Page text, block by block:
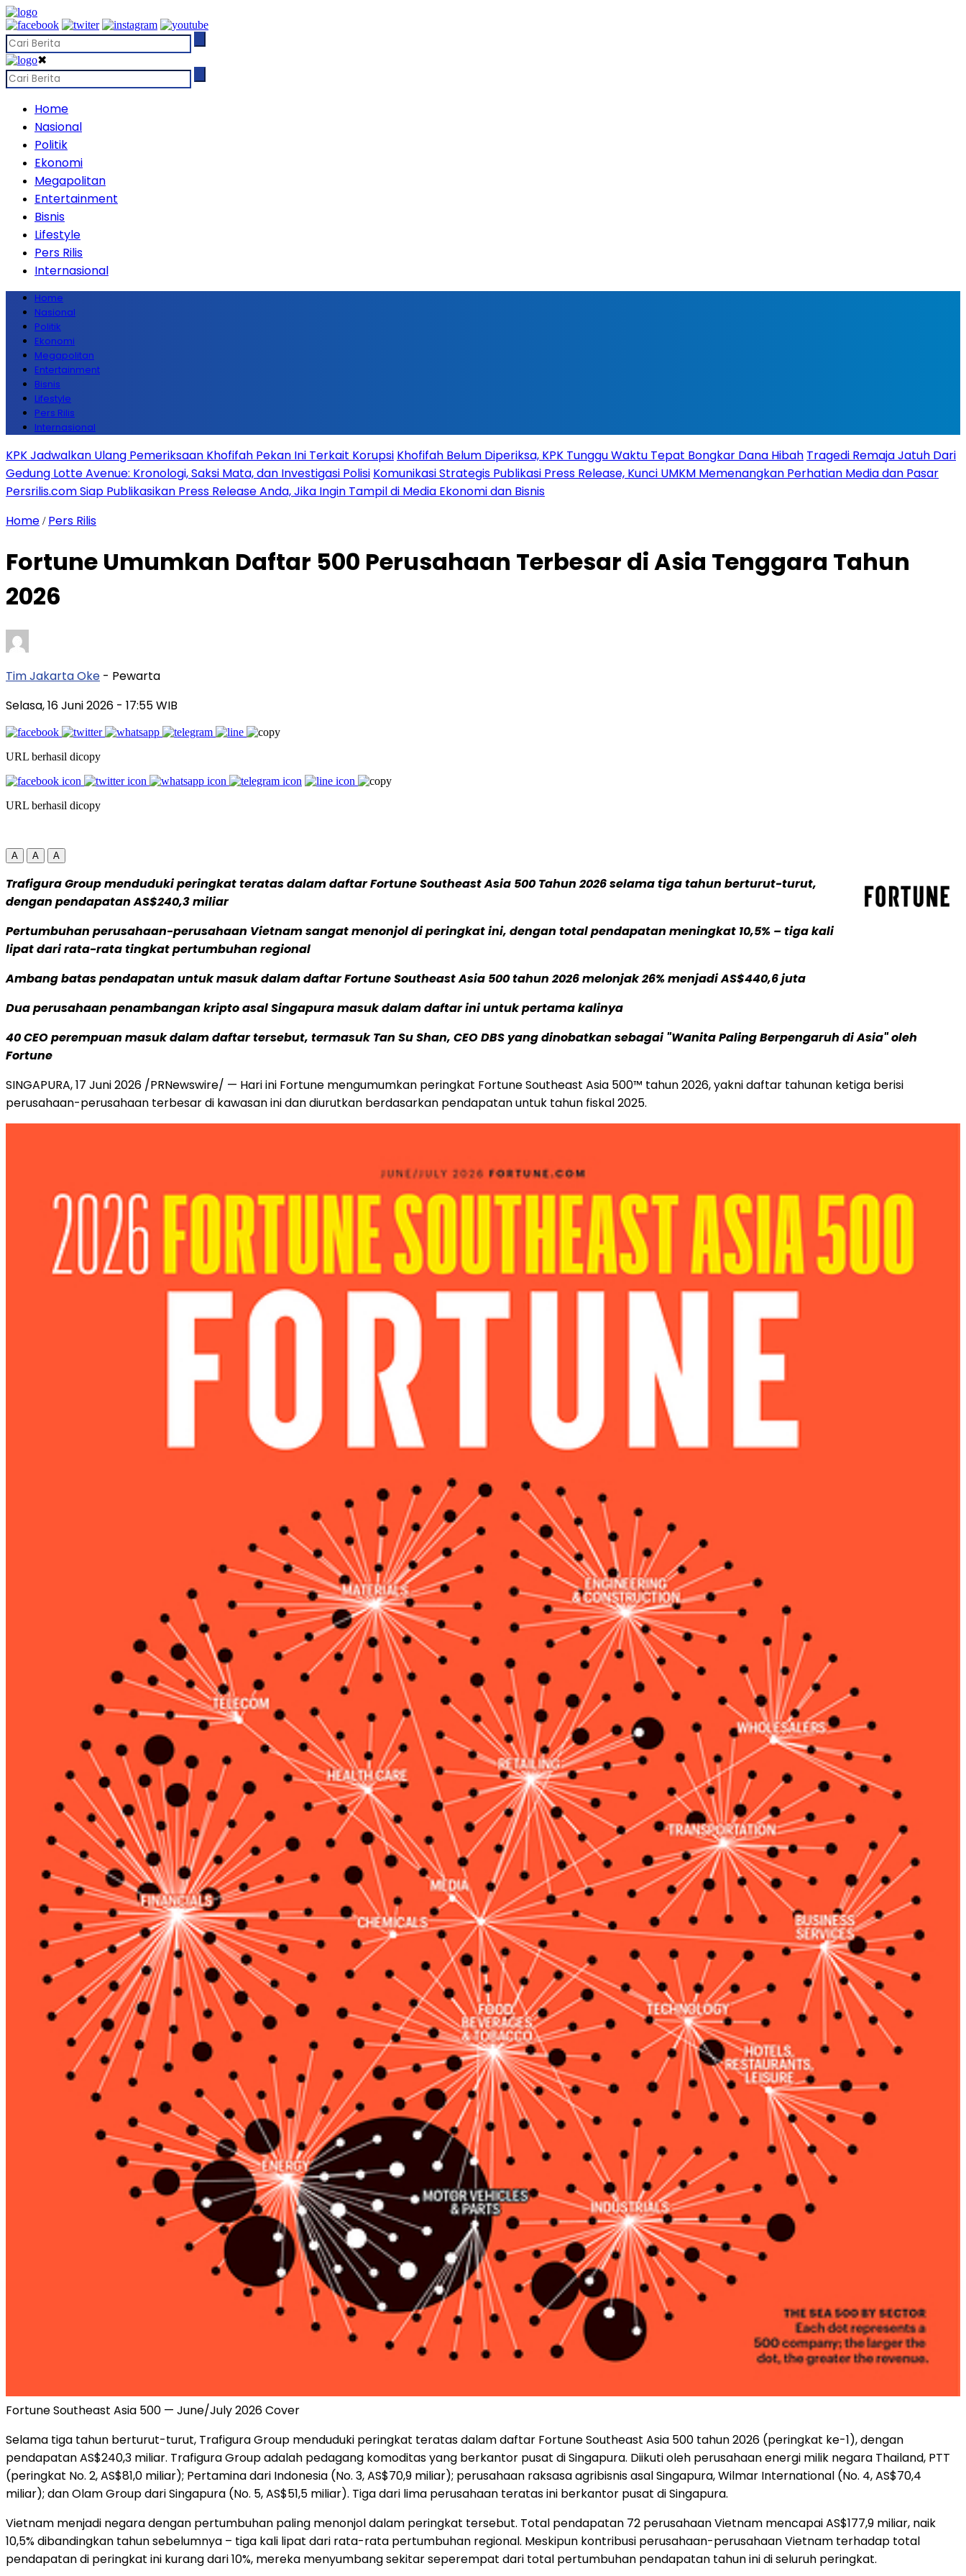
✖
Home
Nasional
Politik
Ekonomi
Megapolitan
Entertainment
Bisnis
Lifestyle
Pers Rilis
Internasional
Home
Nasional
Politik
Ekonomi
Megapolitan
Entertainment
Bisnis
Lifestyle
Pers Rilis
Internasional
KPK Jadwalkan Ulang Pemeriksaan Khofifah Pekan Ini Terkait Korupsi Khofifah Belum Diperiksa, KPK Tunggu Waktu Tepat Bongkar Dana Hibah Tragedi Remaja Jatuh Dari
Gedung Lotte Avenue: Kronologi, Saksi Mata, dan Investigasi Polisi Komunikasi Strategis Publikasi Press Release, Kunci UMKM Memenangkan Perhatian Media dan Pasar
Persrilis.com Siap Publikasikan Press Release Anda, Jika Ingin Tampil di Media Ekonomi dan Bisnis
Home / Pers Rilis
Fortune Umumkan Daftar 500 Perusahaan Terbesar di Asia Tenggara Tahun
2026
Tim Jakarta Oke - Pewarta
Selasa, 16 Juni 2026 - 17:55 WIB
URL berhasil dicopy
URL berhasil dicopy
A A A
Trafigura Group menduduki peringkat teratas dalam daftar Fortune Southeast Asia 500 Tahun 2026 selama tiga tahun berturut-turut,
dengan pendapatan AS$240,3 miliar
Pertumbuhan perusahaan-perusahaan Vietnam sangat menonjol di peringkat ini, dengan total pendapatan meningkat 10,5% – tiga kali
lipat dari rata-rata tingkat pertumbuhan regional
Ambang batas pendapatan untuk masuk dalam daftar Fortune Southeast Asia 500 tahun 2026 melonjak 26% menjadi AS$440,6 juta
Dua perusahaan penambangan kripto asal Singapura masuk dalam daftar ini untuk pertama kalinya
40 CEO perempuan masuk dalam daftar tersebut, termasuk Tan Su Shan, CEO DBS yang dinobatkan sebagai "Wanita Paling Berpengaruh di Asia" oleh
Fortune
SINGAPURA,17 Juni 2026 /PRNewswire/ — Hari ini Fortune mengumumkan peringkat Fortune Southeast Asia 500™ tahun 2026, yakni daftar tahunan ketiga berisi
perusahaan-perusahaan terbesar di kawasan ini dan diurutkan berdasarkan pendapatan untuk tahun fiskal 2025.
Fortune Southeast Asia 500 — June/July 2026 Cover
Selama tiga tahun berturut-turut, Trafigura Group menduduki peringkat teratas dalam daftar Fortune Southeast Asia 500 tahun 2026 (peringkat ke-1), dengan
pendapatan AS$240,3 miliar. Trafigura Group adalah pedagang komoditas yang berkantor pusat di Singapura. Diikuti oleh perusahaan energi milik negara Thailand, PTT
(peringkat No. 2, AS$81,0 miliar); Pertamina dari Indonesia (No. 3, AS$70,9 miliar); perusahaan raksasa agribisnis asal Singapura, Wilmar International (No. 4, AS$70,4
miliar); dan Olam Group dari Singapura (No. 5, AS$51,5 miliar). Tiga dari lima perusahaan teratas ini berkantor pusat di Singapura.
Vietnam menjadi negara dengan pertumbuhan paling menonjol dalam peringkat tersebut. Total pendapatan 72 perusahaan Vietnam mencapai AS$177,9 miliar, naik
10,5% dibandingkan tahun sebelumnya – tiga kali lipat dari rata-rata pertumbuhan regional. Meskipun kontribusi perusahaan-perusahaan Vietnam terhadap total
pendapatan di peringkat ini kurang dari 10%, mereka menyumbang sekitar seperempat dari total pertumbuhan pendapatan tahun ini di seluruh peringkat.